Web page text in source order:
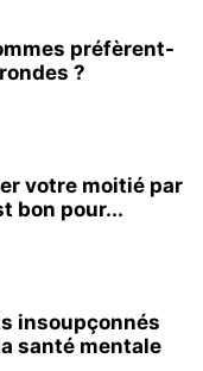
préfèrent-
?
votre moitié par
bon pour...
insoupçonnés
santé mentale